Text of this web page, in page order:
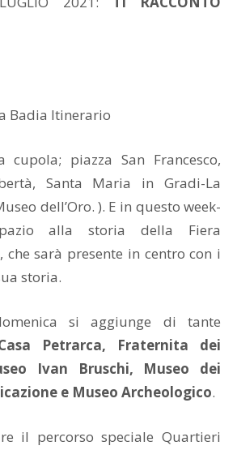
Badia Itinerario
piazza San Francesco,
Santa Maria in Gradi-La
dell’Oro. ). E in questo week-
alla storia della Fiera
che sarà presente in centro con i
storia.
si aggiunge di tante
Petrarca, Fraternita dei
Ivan Bruschi, Museo dei
e Museo Archeologico.
il percorso speciale Quartieri